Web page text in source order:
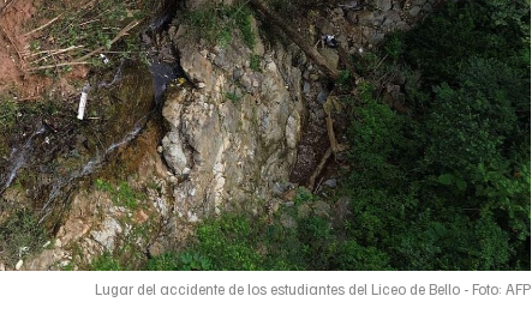
Lugar del accidente de los estudiantes del Liceo de Bello - Foto: AFP